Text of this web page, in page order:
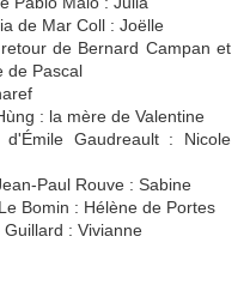
de Mar Coll : Joëlle
de Bernard Campan et
de Pascal
: la mère de Valentine
Gaudreault : Nicole
Paul Rouve : Sabine
Bomin : Hélène de Portes
: Vivianne